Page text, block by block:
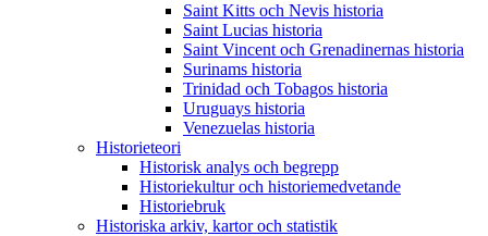
Saint Kitts och Nevis historia
Saint Lucias historia
Saint Vincent och Grenadinernas historia
Surinams historia
Trinidad och Tobagos historia
Uruguays historia
Venezuelas historia
Historieteori
Historisk analys och begrepp
Historiekultur och historiemedvetande
Historiebruk
Historiska arkiv, kartor och statistik